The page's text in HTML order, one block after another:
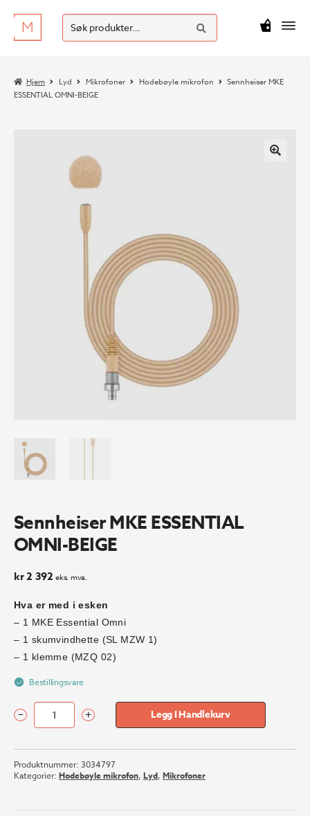
Hopp
til
Hopp
til
Søk
etter:
SØK
kr0
Hjem Lyd Mikrofoner Hodebøyle mikrofon
Sennheiser MKE
ESSENTIAL OMNI-BEIGE
Sennheiser MKE ESSENTIAL
OMNI-BEIGE
kr2 392 eks. mva.
Hva er med i esken
– 1 MKE Essential Omni
– 1 skumvindhette (SL MZW 1)
– 1 klemme (MZQ 02)
Bestillingsvare
Sennheiser
ESSENTIAL
OMNI-
BEIGE
– + Legg I Handlekurv
Produktnummer: 3034797
Kategorier: Hodebøyle mikrofon, Lyd, Mikrofoner